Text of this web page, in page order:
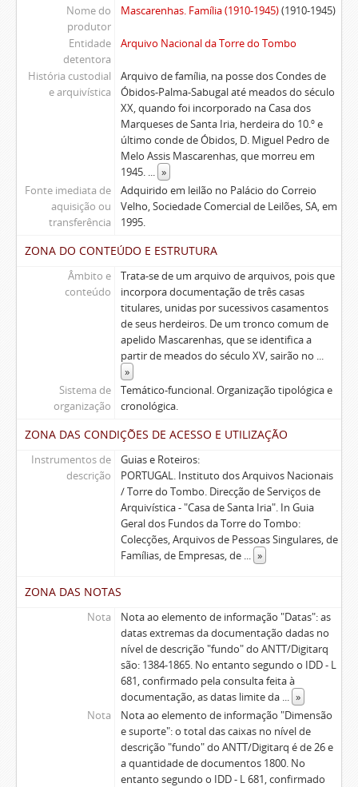
Nome do
produtor
Mascarenhas. Família (1910-1945)(1910-1945)
Entidade
detentora
Arquivo Nacional da Torre do Tombo
História custodial
e arquivística
Arquivo de família, na posse dos Condes de
Óbidos-Palma-Sabugal até meados do século
XX, quando foi incorporado na Casa dos
Marqueses de Santa Iria, herdeira do 10.º e
último conde de Óbidos, D. Miguel Pedro de
Melo Assis Mascarenhas, que morreu em
1945. ... »
Fonte imediata de
aquisição ou
transferência
Adquirido em leilão no Palácio do Correio
Velho, Sociedade Comercial de Leilões, SA, em
1995.
ZONA DO CONTEÚDO E ESTRUTURA
Âmbito e
conteúdo
Trata-se de um arquivo de arquivos, pois que
incorpora documentação de três casas
titulares, unidas por sucessivos casamentos
de seus herdeiros. De um tronco comum de
apelido Mascarenhas, que se identifica a
partir de meados do século XV, sairão no ...
»
Sistema de
organização
Temático-funcional. Organização tipológica e
cronológica.
ZONA DAS CONDIÇÕES DE ACESSO E UTILIZAÇÃO
Instrumentos de
descrição
Guias e Roteiros:
PORTUGAL. Instituto dos Arquivos Nacionais
/ Torre do Tombo. Direcção de Serviços de
Arquivística - "Casa de Santa Iria". In Guia
Geral dos Fundos da Torre do Tombo:
Colecções, Arquivos de Pessoas Singulares, de
Famílias, de Empresas, de ... »
ZONA DAS NOTAS
Nota
Nota ao elemento de informação "Datas": as
datas extremas da documentação dadas no
nível de descrição "fundo" do ANTT/Digitarq
são: 1384-1865. No entanto segundo o IDD - L
681, confirmado pela consulta feita à
documentação, as datas limite da ... »
Nota
Nota ao elemento de informação "Dimensão
e suporte": o total das caixas no nível de
descrição "fundo" do ANTT/Digitarq é de 26 e
a quantidade de documentos 1800. No
entanto segundo o IDD - L 681, confirmado